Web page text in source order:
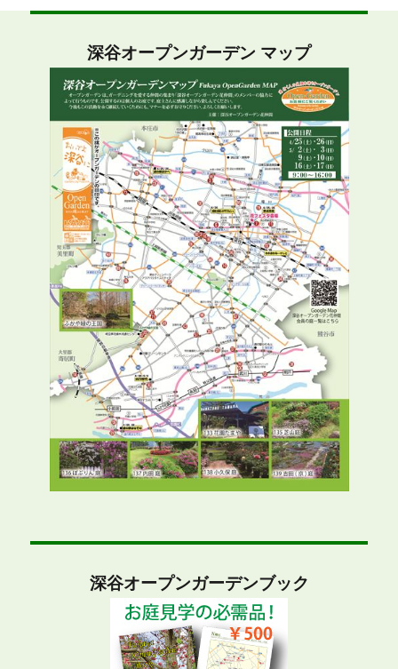
深谷オープンガーデン マップ
深谷オープンガーデンブック